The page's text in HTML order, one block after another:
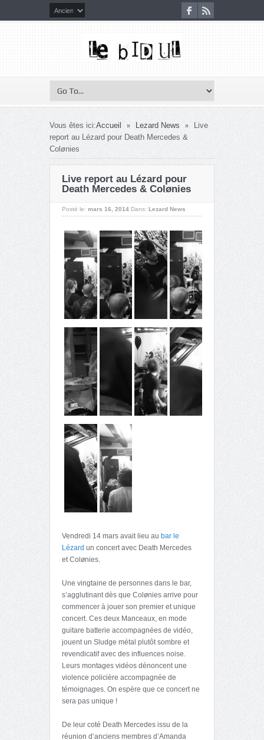
Vous êtes ici:Accueil » Lezard News »
Live
report au Lézard pour Death Mercedes &
Colønies
Live report au Lézard pour
Death Mercedes & Colønies
Posté le: mars 16, 2014 Dans: Lezard News
Vendredi 14 mars avait lieu au bar le
Lézard un concert avec Death Mercedes
et Colønies.
Une vingtaine de personnes dans le bar,
s’agglutinant dès que Colønies arrive pour
commencer à jouer son premier et unique
concert. Ces deux Manceaux, en mode
guitare batterie accompagnées de vidéo,
jouent un Sludge métal plutôt sombre et
revendicatif avec des influences noise.
Leurs montages vidéos dénoncent une
violence policière accompagnée de
témoignages. On espère que ce concert ne
sera pas unique !
De leur coté Death Mercedes issu de la
réunion d’anciens membres d’Amanda